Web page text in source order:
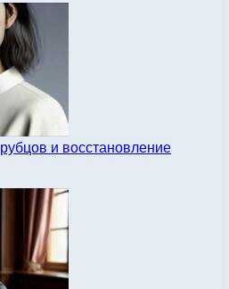
и восстановление